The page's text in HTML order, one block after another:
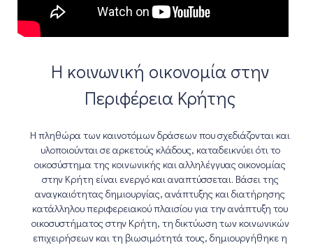
Η κοινωνική οικονομία στην
Περιφέρεια Κρήτης
Η πληθώρα των καινοτόμων δράσεων που σχεδιάζονται και
υλοποιούνται σε αρκετούς κλάδους, καταδεικνύει ότι το
οικοσύστημα της κοινωνικής και αλληλέγγυας οικονομίας
στην Κρήτη είναι ενεργό και αναπτύσσεται. Βάσει της
αναγκαιότητας δημιουργίας, ανάπτυξης και διατήρησης
κατάλληλου περιφερειακού πλαισίου για την ανάπτυξη του
οικοσυστήματος στην Κρήτη, τη δικτύωση των κοινωνικών
επιχειρήσεων και τη βιωσιμότητά τους, δημιουργήθηκε η